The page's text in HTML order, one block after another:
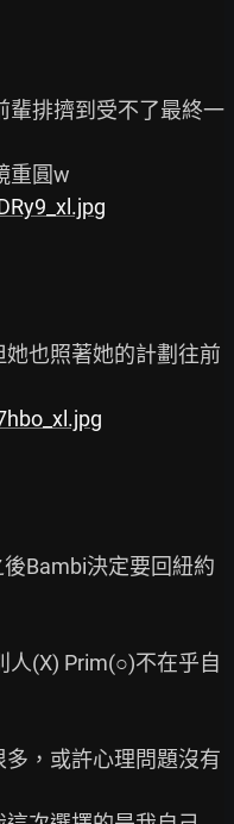
輩排擠到受不了最終一
也照著她的計劃往前
Bambi決定要回紐約
(X) Prim(○)不在乎自
，或許心理問題沒有